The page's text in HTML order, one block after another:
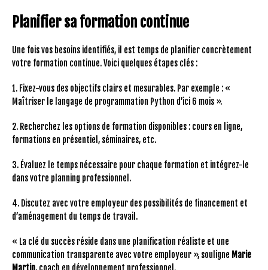
Planifier sa formation continue
Une fois vos besoins identifiés, il est temps de planifier concrètement
votre formation continue. Voici quelques étapes clés :
1. Fixez-vous des objectifs clairs et mesurables. Par exemple : «
Maîtriser le langage de programmation Python d’ici 6 mois ».
2. Recherchez les options de formation disponibles : cours en ligne,
formations en présentiel, séminaires, etc.
3. Évaluez le temps nécessaire pour chaque formation et intégrez-le
dans votre planning professionnel.
4. Discutez avec votre employeur des possibilités de financement et
d’aménagement du temps de travail.
« La clé du succès réside dans une planification réaliste et une
communication transparente avec votre employeur », souligne Marie
Martin, coach en développement professionnel.